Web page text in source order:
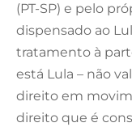
(PT-SP) e pelo
dispensado ao
tratamento à
está Lula – não
direito em
direito que é